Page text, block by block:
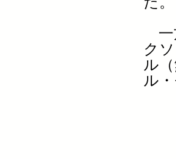
一
ク
ル
ル